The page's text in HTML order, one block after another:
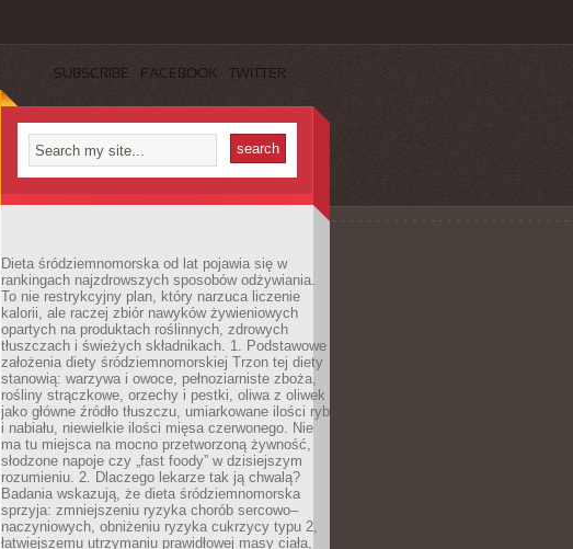
SUBSCRIBE FACEBOOK TWITTER
Dieta śródziemnomorska od lat pojawia się w
rankingach najzdrowszych sposobów odżywiania.
To nie restrykcyjny plan, który narzuca liczenie
kalorii, ale raczej zbiór nawyków żywieniowych
opartych na produktach roślinnych, zdrowych
tłuszczach i świeżych składnikach. 1. Podstawowe
założenia diety śródziemnomorskiej Trzon tej diety
stanowią: warzywa i owoce, pełnoziarniste zboża,
rośliny strączkowe, orzechy i pestki, oliwa z oliwek
jako główne źródło tłuszczu, umiarkowane ilości ryb
i nabiału, niewielkie ilości mięsa czerwonego. Nie
ma tu miejsca na mocno przetworzoną żywność,
słodzone napoje czy „fast foody” w dzisiejszym
rozumieniu. 2. Dlaczego lekarze tak ją chwalą?
Badania wskazują, że dieta śródziemnomorska
sprzyja: zmniejszeniu ryzyka chorób sercowo–
naczyniowych, obniżeniu ryzyka cukrzycy typu 2,
łatwiejszemu utrzymaniu prawidłowej masy ciała,